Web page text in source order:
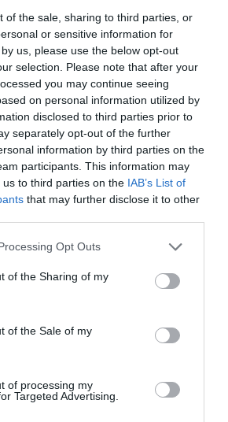
of the sale, sharing to third parties, or
or sensitive information for
us, please use the below opt-out
selection. Please note that after your
you may continue seeing
on personal information utilized by
disclosed to third parties prior to
separately opt-out of the further
information by third parties on the
participants. This information may
to third parties on the IAB’s List of
that may further disclose it to other
Opt Outs
of the Sharing of my
of the Sale of my
of processing my
Targeted Advertising.